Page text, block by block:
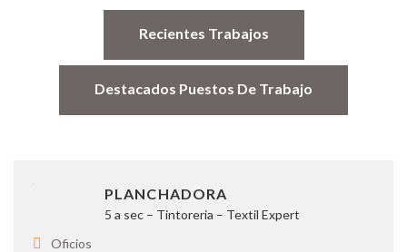
Recientes Trabajos
Destacados Puestos De Trabajo
PLANCHADORA
5 a sec – Tintoreria – Textil Expert
Oficios